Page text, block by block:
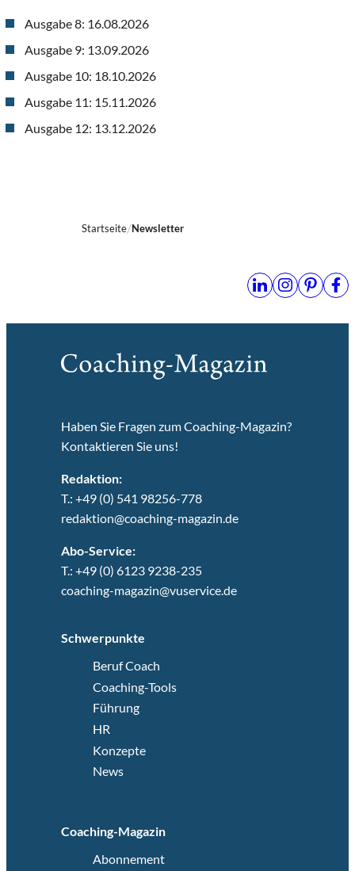
Ausgabe 8: 16.08.2026
Ausgabe 9: 13.09.2026
Ausgabe 10: 18.10.2026
Ausgabe 11: 15.11.2026
Ausgabe 12: 13.12.2026
Startseite Newsletter
Haben Sie Fragen zum Coaching-Magazin?
Kontaktieren Sie uns!
Redaktion:
T.: +49 (0) 541 98256-778
redaktion@coaching-magazin.de
Abo-Service:
T.: +49 (0) 6123 9238-235
coaching-magazin@vuservice.de
Schwerpunkte
Beruf Coach
Coaching-Tools
Führung
HR
Konzepte
News
Coaching-Magazin
Abonnement